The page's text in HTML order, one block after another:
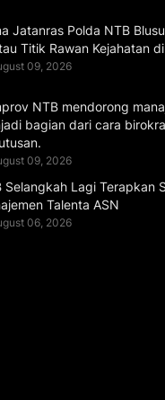
Jatanras Polda NTB
Titik Rawan Kejahatan
09, 2026
NTB mendorong
bagian dari cara
09, 2026
Selangkah Lagi Terapkan
Talenta ASN
06, 2026